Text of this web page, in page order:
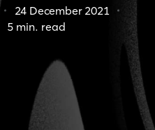
24 December 2021
5min. read